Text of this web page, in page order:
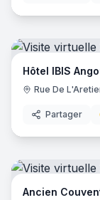
Hôtel IBIS
Rue De
Partager
Ancien